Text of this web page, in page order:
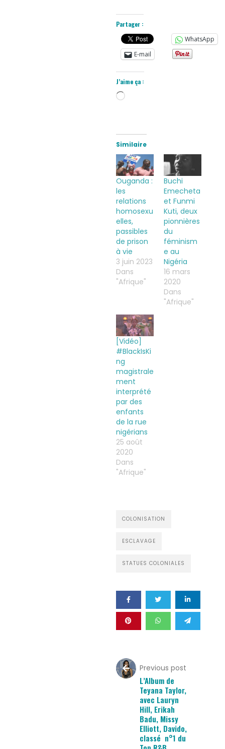
Partager :
WhatsApp
E-mail
J’aime ça :
Chargement…
Similaire
Ouganda :
les
relations
homosexu
elles,
passibles
de prison
à vie
3 juin 2023
Dans
"Afrique"
Buchi
Emecheta
et Funmi
Kuti, deux
pionnières
du
féminism
e au
Nigéria
16 mars
2020
Dans
"Afrique"
[Vidéo]
#BlackIsKi
ng
magistrale
ment
interprété
par des
enfants
de la rue
nigérians
25 août
2020
Dans
"Afrique"
COLONISATION
ESCLAVAGE
STATUES COLONIALES
Previous post
L’Album de
Teyana Taylor,
avec Lauryn
Hill, Erikah
Badu, Missy
Elliott, Davido,
classé n°1 du